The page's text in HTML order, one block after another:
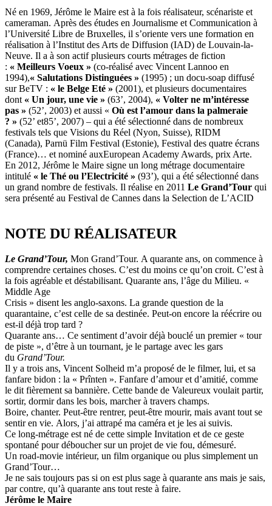
Né en 1969, Jérôme le Maire est à la fois réalisateur, scénariste et
cameraman. Après des études en Journalisme et Communication à
l’Université Libre de Bruxelles, il s’oriente vers une formation en
réalisation à l’Institut des Arts de Diffusion (IAD) de Louvain-la-
Neuve. Il a à son actif plusieurs courts métrages de fiction
: « Meilleurs Voeux » (co-réalisé avec Vincent Lannoo en
1994),« Salutations Distinguées » (1995) ; un docu-soap diffusé
sur BeTV : « le Belge Eté » (2001), et plusieurs documentaires
dont « Un jour, une vie » (63’, 2004), « Volter ne m’intéresse
pas » (52’, 2003) et aussi « Où est l’amour dans la palmeraie
? » (52’ et85’, 2007) – qui a été sélectionné dans de nombreux
festivals tels que Visions du Réel (Nyon, Suisse), RIDM
(Canada), Parnü Film Festival (Estonie), Festival des quatre écrans
(France)… et nominé auxEuropean Academy Awards, prix Arte.
En 2012, Jérôme le Maire signe un long métrage documentaire
intitulé « le Thé ou l’Electricité » (93’), qui a été sélectionné dans
un grand nombre de festivals. Il réalise en 2011 Le Grand’Tour qui
sera présenté au Festival de Cannes dans la Selection de L’ACID
NOTE DU RÉALISATEUR
Le Grand’Tour, Mon Grand’Tour. A quarante ans, on commence à
comprendre certaines choses. C’est du moins ce qu’on croit. C’est à
la fois agréable et déstabilisant. Quarante ans, l’âge du Milieu. «
Middle Age
Crisis » disent les anglo-saxons. La grande question de la
quarantaine, c’est celle de sa destinée. Peut-on encore la réécrire ou
est-il déjà trop tard ?
Quarante ans… Ce sentiment d’avoir déjà bouclé un premier « tour
de piste », d’être à un tournant, je le partage avec les gars
du Grand’Tour.
Il y a trois ans, Vincent Solheid m’a proposé de le filmer, lui, et sa
fanfare bidon : la « Prînten ». Fanfare d’amour et d’amitié, comme
le dit fièrement sa bannière. Cette bande de Valeureux voulait partir,
sortir, dormir dans les bois, marcher à travers champs.
Boire, chanter. Peut-être rentrer, peut-être mourir, mais avant tout se
sentir en vie. Alors, j’ai attrapé ma caméra et je les ai suivis.
Ce long-métrage est né de cette simple Invitation et de ce geste
spontané pour déboucher sur un projet de vie fou, démesuré.
Un road-movie intérieur, un film organique ou plus simplement un
Grand’Tour…
Je ne sais toujours pas si on est plus sage à quarante ans mais je sais,
par contre, qu’à quarante ans tout reste à faire.
Jérôme le Maire